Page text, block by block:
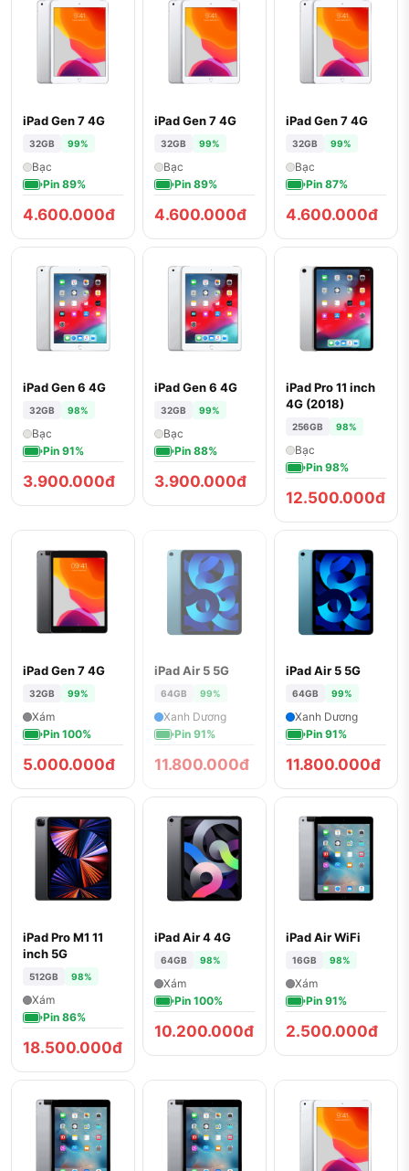
iPad Gen 7 4G
32GB 99%
Bạc
Pin 89%
4.600.000đ
iPad Gen 7 4G
32GB 99%
Bạc
Pin 89%
4.600.000đ
iPad Gen 7 4G
32GB 99%
Bạc
Pin 87%
4.600.000đ
iPad Gen 6 4G
32GB 98%
Bạc
Pin 91%
3.900.000đ
iPad Gen 6 4G
32GB 99%
Bạc
Pin 88%
3.900.000đ
iPad Pro 11 inch
4G (2018)
256GB 98%
Bạc
Pin 98%
12.500.000đ
iPad Gen 7 4G
32GB 99%
Xám
Pin 100%
5.000.000đ
ĐÃ BÁN
iPad Air 5 5G
64GB 99%
Xanh Dương
Pin 91%
11.800.000đ
iPad Air 5 5G
64GB 99%
Xanh Dương
Pin 91%
11.800.000đ
iPad Pro M1 11
inch 5G
512GB 98%
Xám
Pin 86%
18.500.000đ
iPad Air 4 4G
64GB 98%
Xám
Pin 100%
10.200.000đ
iPad Air WiFi
16GB 98%
Xám
Pin 91%
2.500.000đ